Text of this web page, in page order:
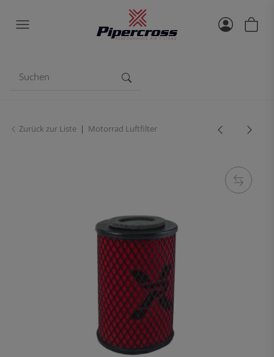
Zurück zur Liste Motorrad Luftfilter